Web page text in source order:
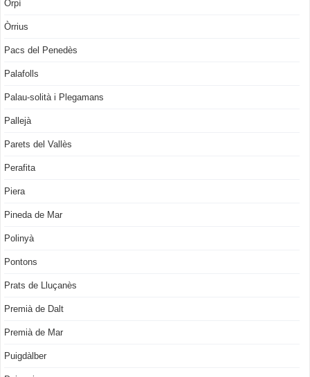
Orpí
Òrrius
Pacs del Penedès
Palafolls
Palau-solità i Plegamans
Pallejà
Parets del Vallès
Perafita
Piera
Pineda de Mar
Polinyà
Pontons
Prats de Lluçanès
Premià de Dalt
Premià de Mar
Puigdàlber